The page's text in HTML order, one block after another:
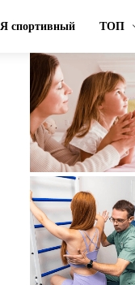
Я спортивный ТОП